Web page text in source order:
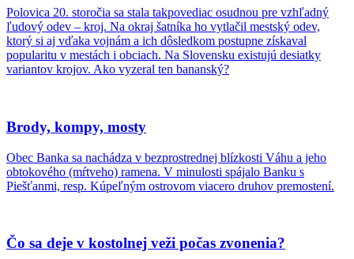
Polovica 20. storočia sa stala takpovediac osudnou pre vzhľadný
ľudový odev – kroj. Na okraj šatníka ho vytlačil mestský odev,
ktorý si aj vďaka vojnám a ich dôsledkom postupne získaval
popularitu v mestách i obciach. Na Slovensku existujú desiatky
variantov krojov. Ako vyzeral ten bananský?
Brody, kompy, mosty
Obec Banka sa nachádza v bezprostrednej blízkosti Váhu a jeho
obtokového (mŕtveho) ramena. V minulosti spájalo Banku s
Piešťanmi, resp. Kúpeľným ostrovom viacero druhov premostení.
Čo sa deje v kostolnej veži počas zvonenia?